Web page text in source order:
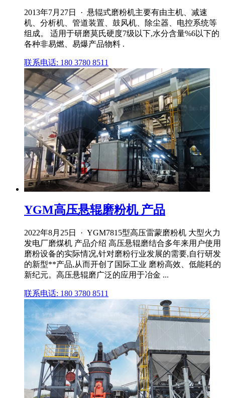
2013年7月27日 · 悬辊式磨粉机主要有由主机、减速
机、分析机、管道装置、鼓风机、除尘器、电控系统等
组成。 适用于研磨莫氏硬度7级以下,水分含量%6以下的
各种非易燃、易爆产品物料 .
联系电话: 180 3780 8511
YGM高压悬辊磨粉机 产品
2022年8月25日 · YGM7815型高压雷蒙磨粉机 大型火力
发电厂磨煤机 产品介绍 高压悬辊磨结合多年来用户使用
磨粉设备的实际情况,针对磨粉行业发展的需要,自行研发
的新型**产品,从而开创了国际工业 磨粉高效、低能耗的
新纪元。高压悬辊磨广泛的应用于冶金 ...
联系电话: 180 3780 8511